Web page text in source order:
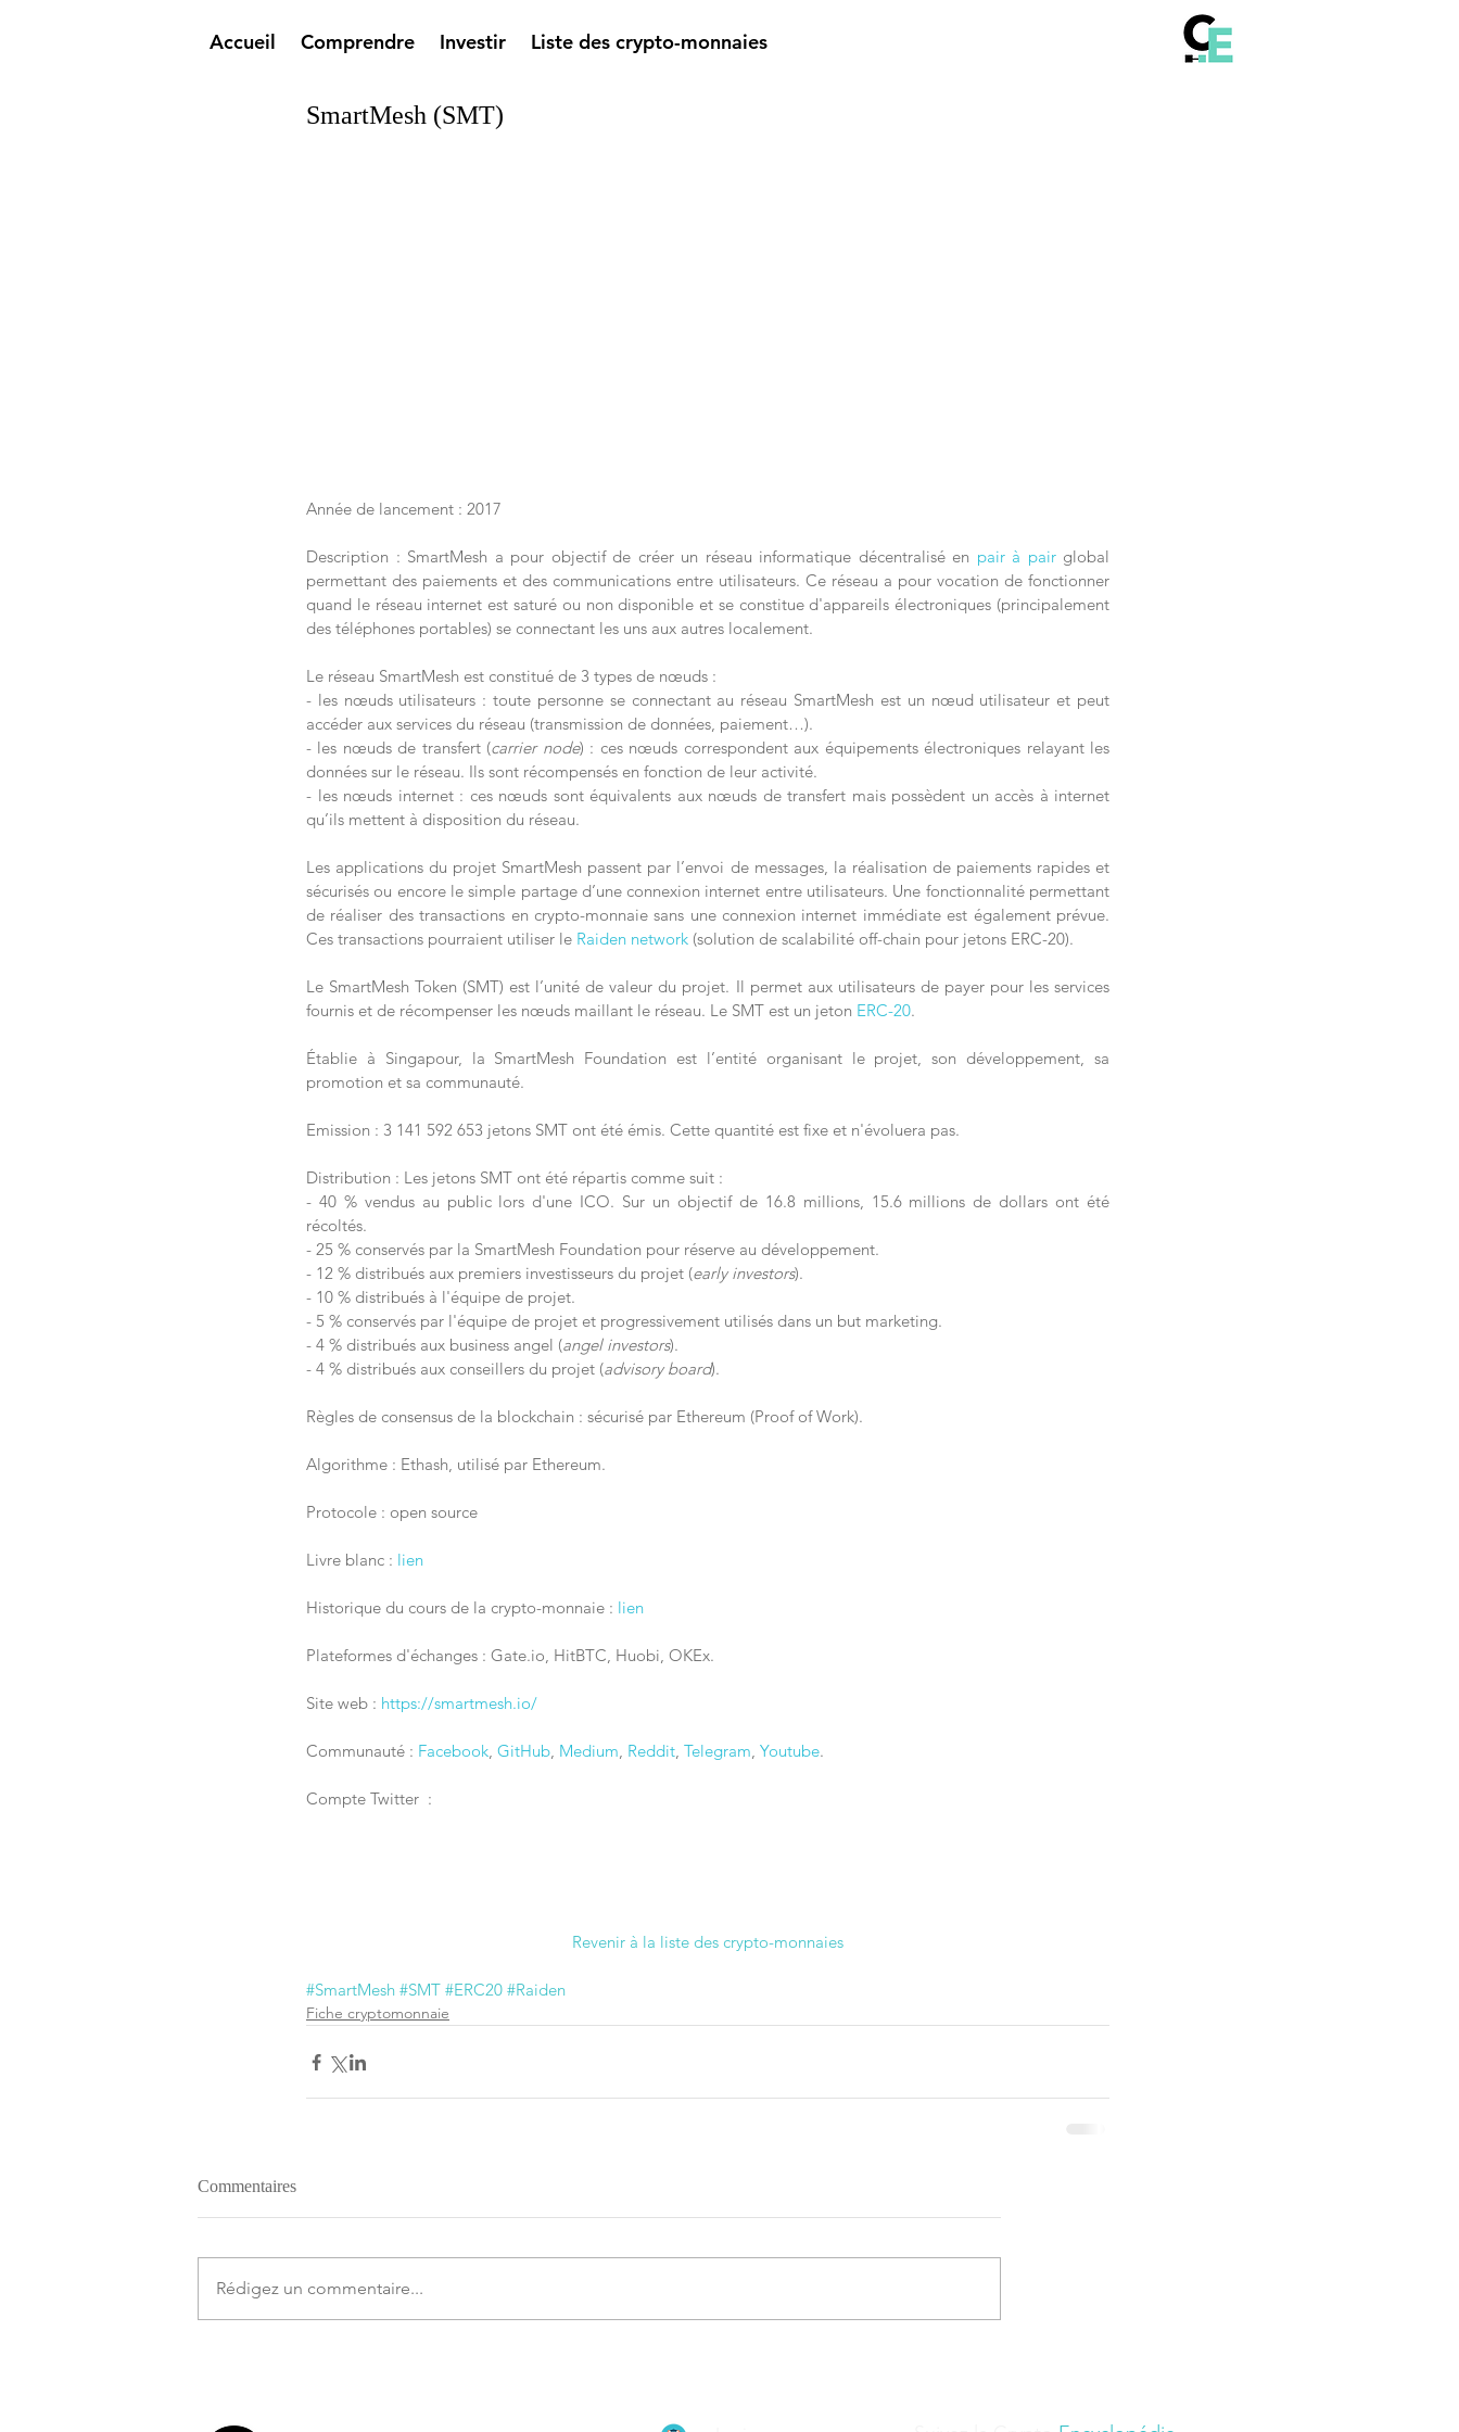
Accueil Comprendre Investir Liste des crypto-monnaies
SmartMesh (SMT)
Année de lancement : 2017
Description : SmartMesh a pour objectif de créer un réseau informatique décentralisé en pair à pair global
permettant des paiements et des communications entre utilisateurs. Ce réseau a pour vocation de fonctionner
quand le réseau internet est saturé ou non disponible et se constitue d'appareils électroniques (principalement
des téléphones portables) se connectant les uns aux autres localement.
Le réseau SmartMesh est constitué de 3 types de nœuds :
- les nœuds utilisateurs : toute personne se connectant au réseau SmartMesh est un nœud utilisateur et peut
accéder aux services du réseau (transmission de données, paiement…).
- les nœuds de transfert (carrier node) : ces nœuds correspondent aux équipements électroniques relayant les
données sur le réseau. Ils sont récompensés en fonction de leur activité.
- les nœuds internet : ces nœuds sont équivalents aux nœuds de transfert mais possèdent un accès à internet
qu’ils mettent à disposition du réseau.
Les applications du projet SmartMesh passent par l’envoi de messages, la réalisation de paiements rapides et
sécurisés ou encore le simple partage d’une connexion internet entre utilisateurs. Une fonctionnalité permettant
de réaliser des transactions en crypto-monnaie sans une connexion internet immédiate est également prévue.
Ces transactions pourraient utiliser le Raiden network (solution de scalabilité off-chain pour jetons ERC-20).
Le SmartMesh Token (SMT) est l’unité de valeur du projet. Il permet aux utilisateurs de payer pour les services
fournis et de récompenser les nœuds maillant le réseau. Le SMT est un jeton ERC-20.
Établie à Singapour, la SmartMesh Foundation est l’entité organisant le projet, son développement, sa
promotion et sa communauté.
Emission : 3 141 592 653 jetons SMT ont été émis. Cette quantité est fixe et n'évoluera pas.
Distribution : Les jetons SMT ont été répartis comme suit :
- 40 % vendus au public lors d'une ICO. Sur un objectif de 16.8 millions, 15.6 millions de dollars ont été
récoltés.
- 25 % conservés par la SmartMesh Foundation pour réserve au développement.
- 12 % distribués aux premiers investisseurs du projet (early investors).
- 10 % distribués à l'équipe de projet.
- 5 % conservés par l'équipe de projet et progressivement utilisés dans un but marketing.
- 4 % distribués aux business angel (angel investors).
- 4 % distribués aux conseillers du projet (advisory board).
Règles de consensus de la blockchain : sécurisé par Ethereum (Proof of Work).
Algorithme : Ethash, utilisé par Ethereum.
Protocole : open source
Livre blanc : lien
Historique du cours de la crypto-monnaie : lien
Plateformes d'échanges : Gate.io, HitBTC, Huobi, OKEx.
Site web : https://smartmesh.io/
Communauté : Facebook, GitHub, Medium, Reddit, Telegram, Youtube.
Compte Twitter  :
Revenir à la liste des crypto-monnaies
#SmartMesh #SMT #ERC20 #Raiden
Fiche cryptomonnaie
Commentaires
Rédigez un commentaire...